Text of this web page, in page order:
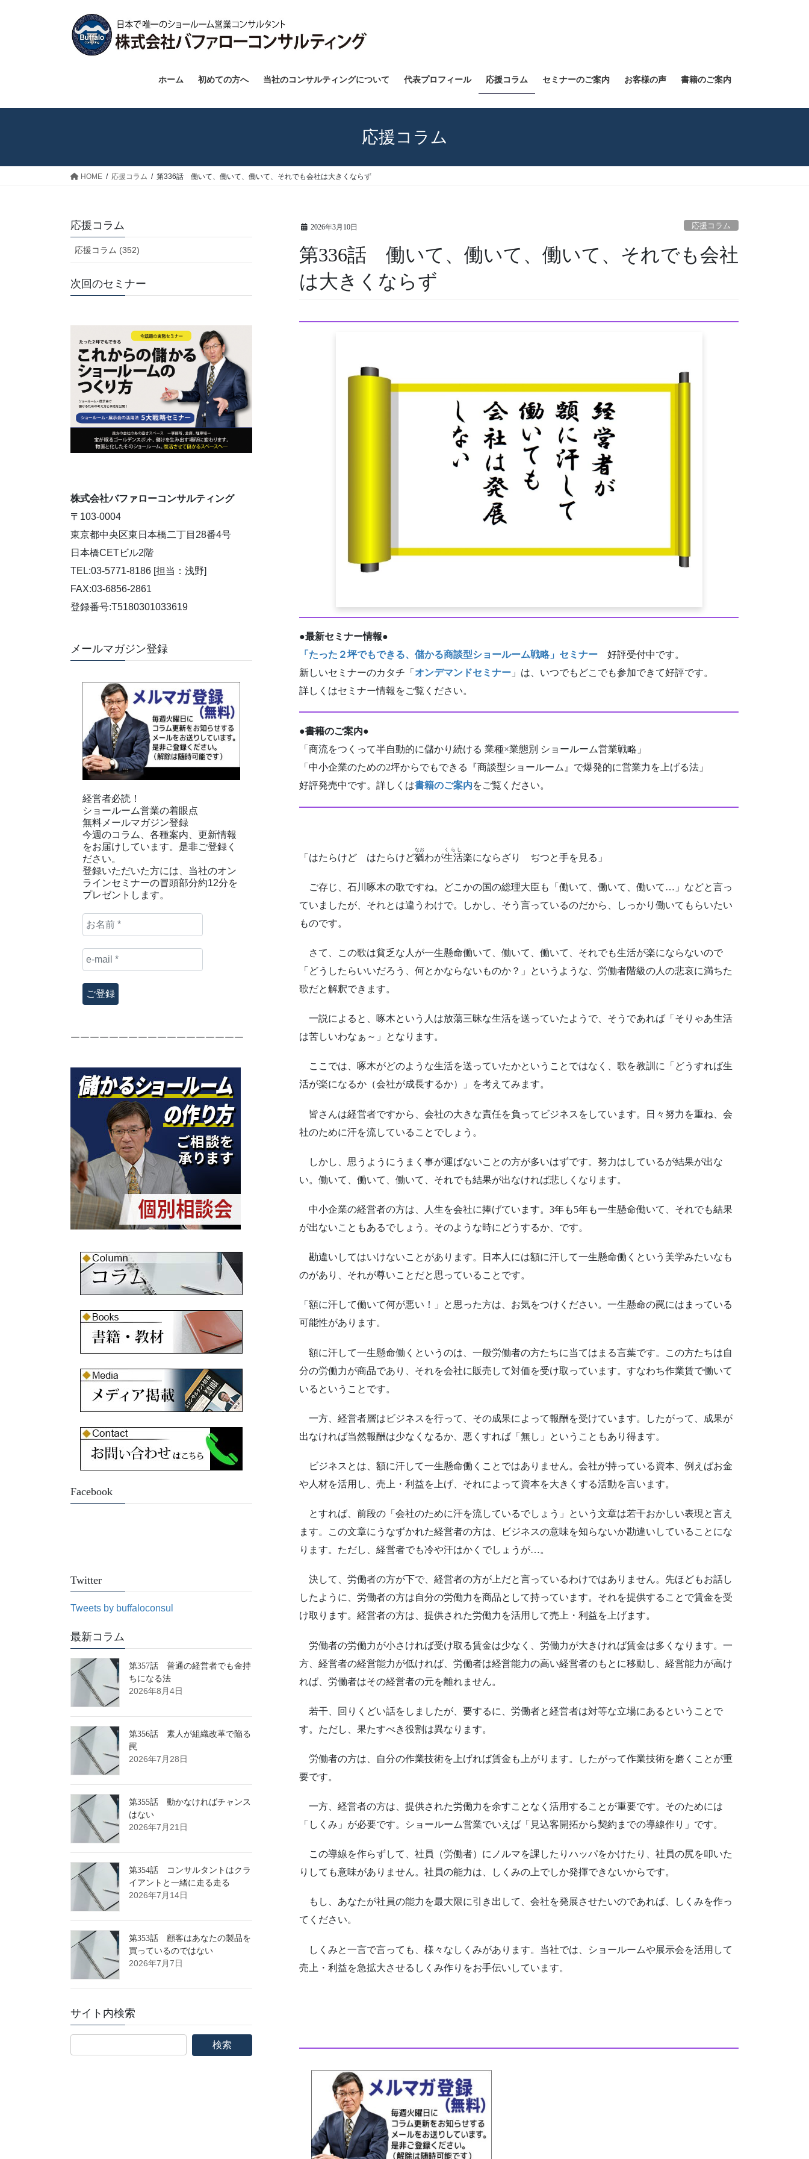
キ
に
ホーム 初めての方へ 当社のコンサルティングについて 代表プロフィール 応援コラム セミナーのご案内 お客様の声 書籍のご案内
応援コラム
HOME 応援コラム 第336話 働いて、働いて、働いて、それでも会社は大きくならず
2026年3月10日 応援コラム
第336話 働いて、働いて、働いて、それでも会社
は大きくならず
●最新セミナー情報●
「たった２坪でもできる、儲かる商談型ショールーム戦略」セミナー 好評受付中です。
新しいセミナーのカタチ「 オンデマンドセミナー 」は、いつでもどこでも参加できて好評です。
詳しくはセミナー情報をご覧ください。
●書籍のご案内●
「商流をつくって半自動的に儲かり続ける 業種×業態別 ショールーム営業戦略」
「中小企業のための2坪からでもできる『商談型ショールーム』で爆発的に営業力を上げる法」
好評発売中です。詳しくは書籍のご案内をご覧ください。
「はたらけど はたらけど猶
なお
わが生活
くらし
楽にならざり ぢつと手を見る」
ご存じ、石川啄木の歌ですね。どこかの国の総理大臣も「働いて、働いて、働いて…」などと言っ
ていましたが、それとは違うわけで。しかし、そう言っているのだから、しっかり働いてもらいたい
ものです。
さて、この歌は貧乏な人が一生懸命働いて、働いて、働いて、それでも生活が楽にならないので
「どうしたらいいだろう、何とかならないものか？」というような、労働者階級の人の悲哀に満ちた
歌だと解釈できます。
一説によると、啄木という人は放蕩三昧な生活を送っていたようで、そうであれば「そりゃあ生活
は苦しいわなぁ～」となります。
ここでは、啄木がどのような生活を送っていたかということではなく、歌を教訓に「どうすれば生
活が楽になるか（会社が成長するか）」を考えてみます。
皆さんは経営者ですから、会社の大きな責任を負ってビジネスをしています。日々努力を重ね、会
社のために汗を流していることでしょう。
しかし、思うようにうまく事が運ばないことの方が多いはずです。努力はしているが結果が出な
い。働いて、働いて、働いて、それでも結果が出なければ悲しくなります。
中小企業の経営者の方は、人生を会社に捧げています。3年も5年も一生懸命働いて、それでも結果
が出ないこともあるでしょう。そのような時にどうするか、です。
勘違いしてはいけないことがあります。日本人には額に汗して一生懸命働くという美学みたいなも
のがあり、それが尊いことだと思っていることです。
「額に汗して働いて何が悪い！」と思った方は、お気をつけください。一生懸命の罠にはまっている
可能性があります。
額に汗して一生懸命働くというのは、一般労働者の方たちに当てはまる言葉です。この方たちは自
分の労働力が商品であり、それを会社に販売して対価を受け取っています。すなわち作業賃で働いて
いるということです。
一方、経営者層はビジネスを行って、その成果によって報酬を受けています。したがって、成果が
出なければ当然報酬は少なくなるか、悪くすれば「無し」ということもあり得ます。
ビジネスとは、額に汗して一生懸命働くことではありません。会社が持っている資本、例えばお金
や人材を活用し、売上・利益を上げ、それによって資本を大きくする活動を言います。
とすれば、前段の「会社のために汗を流しているでしょう」という文章は若干おかしい表現と言え
ます。この文章にうなずかれた経営者の方は、ビジネスの意味を知らないか勘違いしていることにな
ります。ただし、経営者でも冷や汗はかくでしょうが…。
決して、労働者の方が下で、経営者の方が上だと言っているわけではありません。先ほどもお話し
したように、労働者の方は自分の労働力を商品として持っています。それを提供することで賃金を受
け取ります。経営者の方は、提供された労働力を活用して売上・利益を上げます。
労働者の労働力が小さければ受け取る賃金は少なく、労働力が大きければ賃金は多くなります。一
方、経営者の経営能力が低ければ、労働者は経営能力の高い経営者のもとに移動し、経営能力が高け
れば、労働者はその経営者の元を離れません。
若干、回りくどい話をしましたが、要するに、労働者と経営者は対等な立場にあるということで
す。ただし、果たすべき役割は異なります。
労働者の方は、自分の作業技術を上げれば賃金も上がります。したがって作業技術を磨くことが重
要です。
一方、経営者の方は、提供された労働力を余すことなく活用することが重要です。そのためには
「しくみ」が必要です。ショールーム営業でいえば「見込客開拓から契約までの導線作り」です。
この導線を作らずして、社員（労働者）にノルマを課したりハッパをかけたり、社員の尻を叩いた
りしても意味がありません。社員の能力は、しくみの上でしか発揮できないからです。
もし、あなたが社員の能力を最大限に引き出して、会社を発展させたいのであれば、しくみを作っ
てください。
しくみと一言で言っても、様々なしくみがあります。当社では、ショールームや展示会を活用して
売上・利益を急拡大させるしくみ作りをお手伝いしています。
応援コラム
応援コラム (352)
次回のセミナー
株式会社バファローコンサルティング
〒103-0004
東京都中央区東日本橋二丁目28番4号
日本橋CETビル2階
TEL:03-5771-8186 [担当：浅野]
FAX:03-6856-2861
登録番号:T5180301033619
メールマガジン登録
経営者必読！
ショールーム営業の着眼点
無料メールマガジン登録
今週のコラム、各種案内、更新情報
をお届けしています。是非ご登録く
ださい。
登録いただいた方には、当社のオン
ラインセミナーの冒頭部分約12分を
プレゼントします。
お
名
e-
mail
￣￣￣￣￣￣￣￣￣￣￣￣￣￣￣￣￣￣
Facebook
Twitter
Tweets by buffaloconsul
最新コラム
第357話 普通の経営者でも金持
ちになる法
2026年8月4日
第356話 素人が組織改革で陥る
罠
2026年7月28日
第355話 動かなければチャンス
はない
2026年7月21日
第354話 コンサルタントはクラ
イアントと一緒に走る走る
2026年7月14日
第353話 顧客はあなたの製品を
買っているのではない
2026年7月7日
サイト内検索